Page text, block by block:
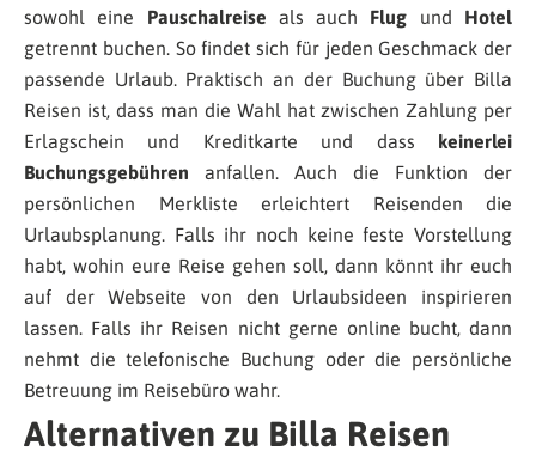
sowohl eine Pauschalreise als auch Flug und Hotel
getrennt buchen. So findet sich für jeden Geschmack der
passende Urlaub. Praktisch an der Buchung über Billa
Reisen ist, dass man die Wahl hat zwischen Zahlung per
Erlagschein und Kreditkarte und dass
keinerlei
Buchungsgebühren anfallen. Auch die Funktion der
persönlichen Merkliste erleichtert Reisenden die
Urlaubsplanung. Falls ihr noch keine feste Vorstellung
habt, wohin eure Reise gehen soll, dann könnt ihr euch
auf der Webseite von den Urlaubsideen inspirieren
lassen. Falls ihr Reisen nicht gerne online bucht, dann
nehmt die telefonische Buchung oder die persönliche
Betreuung im Reisebüro wahr.
Alternativen zu Billa Reisen